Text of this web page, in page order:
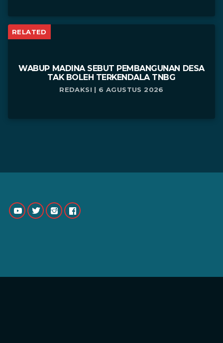
RELATED
WABUP MADINA SEBUT PEMBANGUNAN DESA
TAK BOLEH TERKENDALA TNBG
REDAKSI | 6 AGUSTUS 2026